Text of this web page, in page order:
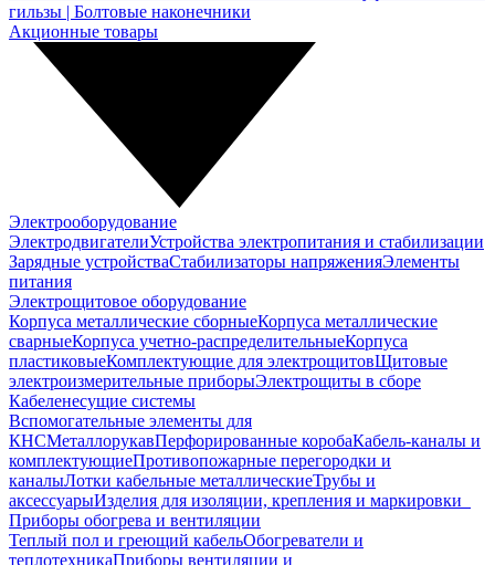
гильзы | Болтовые наконечники
Акционные товары
Электрооборудование
ЭлектродвигателиУстройства электропитания и стабилизации
Зарядные устройстваСтабилизаторы напряженияЭлементы
питания
Электрощитовое оборудование
Корпуса металлические сборныеКорпуса металлические
сварныеКорпуса учетно-распределительныеКорпуса
пластиковыеКомплектующие для электрощитовЩитовые
электроизмерительные приборыЭлектрощиты в сборе
Кабеленесущие системы
Вспомогательные элементы для
КНСМеталлорукавПерфорированные коробаКабель-каналы и
комплектующиеПротивопожарные перегородки и
каналыЛотки кабельные металлическиеТрубы и
аксессуарыИзделия для изоляции, крепления и маркировки
Приборы обогрева и вентиляции
Теплый пол и греющий кабельОбогреватели и
теплотехникаПриборы вентиляции и